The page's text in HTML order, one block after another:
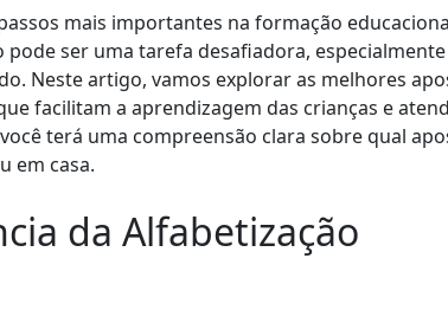
mais importantes na formação
ser uma tarefa desafiadora,
Neste artigo, vamos explorar as melhores
facilitam a aprendizagem das crianças e
terá uma compreensão clara sobre qual
em casa.
da Alfabetização